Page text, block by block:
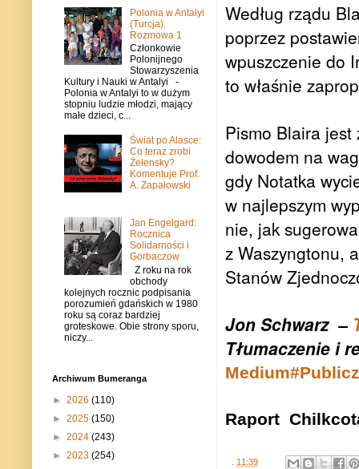
Według rządu
poprzez
wpuszczenie do
to właśnie
Pismo Blaira
dowodem na
gdy Notatka
w najlepszym
nie, jak
z Waszyngtonu,
Stanów
Jon Schwarz –
Tłumaczenie i
Raport
. 11:39
Polonia w Antalyi
(Turcja).
Rozmowa 1
Członkowie
Polonijnego
Stowarzyszenia
Kultury i Nauki w Antalyi -
Polonia w Antalyi to w dużym
stopniu ludzie młodzi, mający
małe dzieci, c...
Świat po Alasce:
Co teraz zrobi
Żełensky?
Komentuje Prof.
A. Zapałowski
Jan Engelgard:
Rocznica
Solidarności i
Gorbaczow
Z roku na rok
obchody
kolejnych rocznic podpisania
porozumień gdańskich w 1980
roku są coraz bardziej
groteskowe. Obie strony sporu,
niczy...
Archiwum Bumeranga
► 2026 (110)
► 2025 (150)
► 2024 (243)
► 2023 (254)